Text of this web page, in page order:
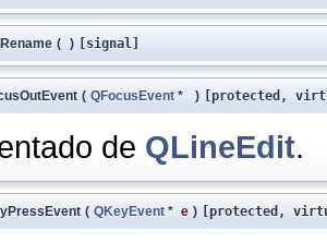
( ) [signal]
( QFocusEvent * ) [protected,
de QLineEdit.
( QKeyEvent * e ) [protected,